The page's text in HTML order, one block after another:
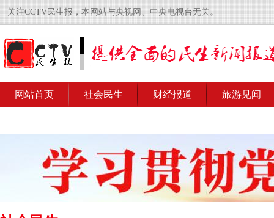
关注CCTV民生报，本网站与央视网、中央电视台无关。
网站首页 社会民生 财经报道 旅游见闻